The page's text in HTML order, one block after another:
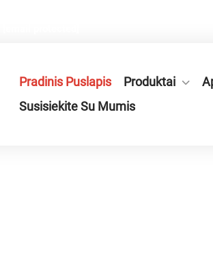
Pradinis Puslapis Produktai
Susisiekite Su Mumis